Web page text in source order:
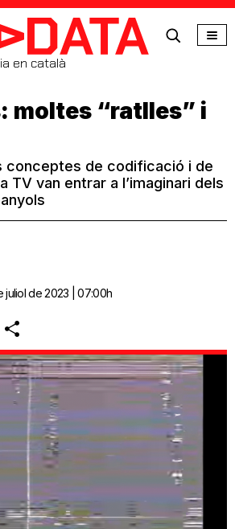
en català
moltes “ratlles” i
conceptes de codificació i de
TV van entrar a l’imaginari dels
juliol de 2023 | 07:00h
Telegram